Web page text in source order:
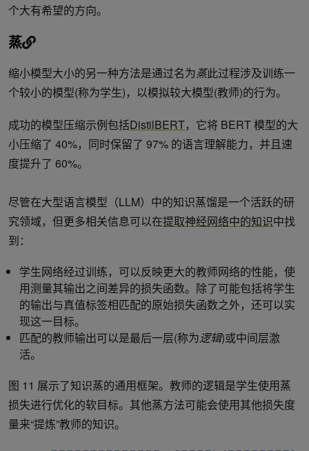
个大有希望的方向。
蒸
缩小模型大小的另一种方法是通过名为蒸此过程涉及训练一
个较小的模型(称为学生)，以模拟较大模型(教师)的行为。
成功的模型压缩示例包括DistilBERT，它将 BERT 模型的大
小压缩了 40%，同时保留了 97% 的语言理解能力，并且速
度提升了 60%。
尽管在大型语言模型（LLM）中的知识蒸馏是一个活跃的研
究领域，但更多相关信息可以在提取神经网络中的知识中找
到：
学生网络经过训练，可以反映更大的教师网络的性能，使
用测量其输出之间差异的损失函数。除了可能包括将学生
的输出与真值标签相匹配的原始损失函数之外，还可以实
现这一目标。
匹配的教师输出可以是最后一层(称为逻辑)或中间层激
活。
图 11 展示了知识蒸的通用框架。教师的逻辑是学生使用蒸
损失进行优化的软目标。其他蒸方法可能会使用其他损失度
量来“提炼”教师的知识。